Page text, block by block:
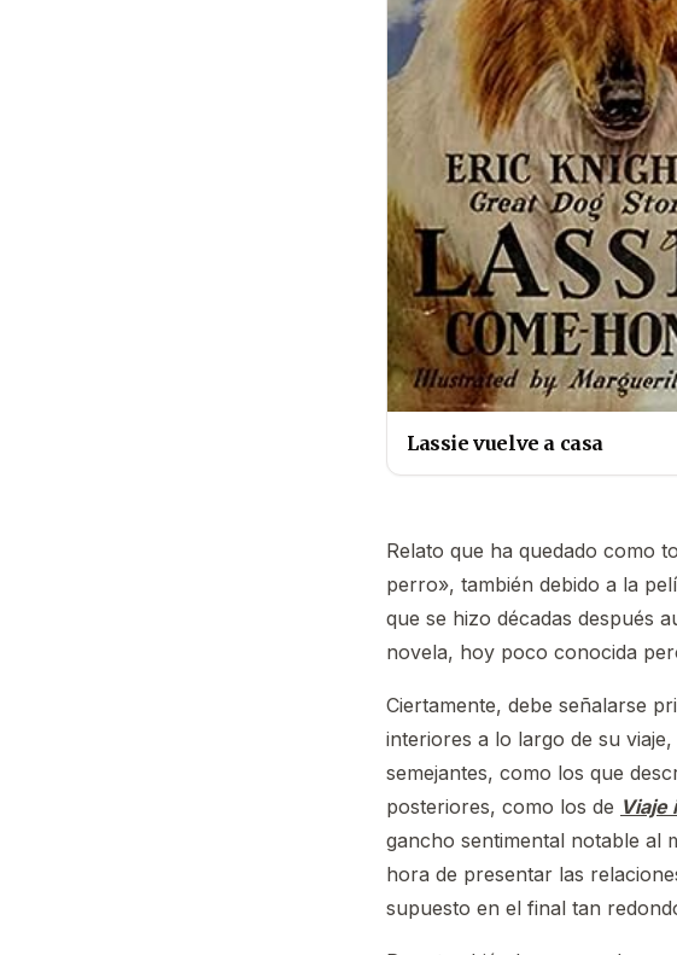
Lassie vuelve a casa
Relato que ha quedado como
perro», también debido a la
que se hizo décadas después
novela, hoy poco conocida
Ciertamente, debe señalarse
interiores a lo largo de su
semejantes, como los que
posteriores, como los de Viaje
gancho sentimental notable al
hora de presentar las
supuesto en el final tan